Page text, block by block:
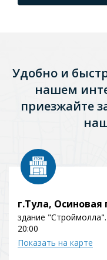
Удобно и
нашем
приезжайте
г.Тула, Осиновая
здание
20:00
Показать на карте